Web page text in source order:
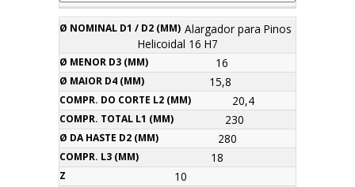
Alargador para Pinos
Helicoidal 16 H7
16
15,8
20,4
230
280
18
10